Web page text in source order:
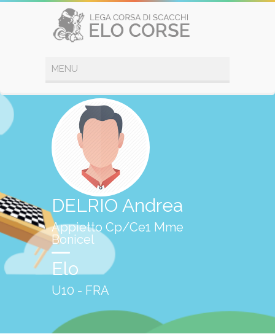
DELRIO Andrea
Appietto Cp/Ce1 Mme
Bonicel
Elo
U10 - FRA